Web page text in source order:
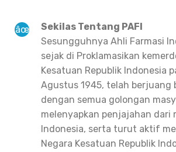
Sekilas Tentang PAFI
Sesungguhnya Ahli Farmasi
sejak di Proklamasikan
Kesatuan Republik Indonesia
Agustus 1945, telah berjuang
dengan semua golongan
melenyapkan penjajahan dari
Indonesia, serta turut aktif
Negara Kesatuan Republik